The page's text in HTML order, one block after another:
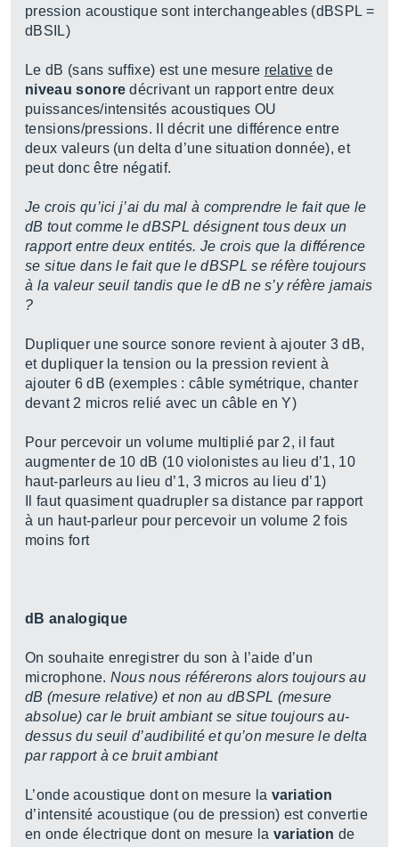
pression acoustique sont interchangeables (dBSPL =
dBSIL)
Le dB (sans suffixe) est une mesure relative de
niveau sonore décrivant un rapport entre deux
puissances/intensités acoustiques OU
tensions/pressions. Il décrit une différence entre
deux valeurs (un delta d’une situation donnée), et
peut donc être négatif.
Je crois qu’ici j’ai du mal à comprendre le fait que le
dB tout comme le dBSPL désignent tous deux un
rapport entre deux entités. Je crois que la différence
se situe dans le fait que le dBSPL se réfère toujours
à la valeur seuil tandis que le dB ne s’y réfère jamais
?
Dupliquer une source sonore revient à ajouter 3 dB,
et dupliquer la tension ou la pression revient à
ajouter 6 dB (exemples : câble symétrique, chanter
devant 2 micros relié avec un câble en Y)
Pour percevoir un volume multiplié par 2, il faut
augmenter de 10 dB (10 violonistes au lieu d’1, 10
haut-parleurs au lieu d’1, 3 micros au lieu d’1)
Il faut quasiment quadrupler sa distance par rapport
à un haut-parleur pour percevoir un volume 2 fois
moins fort
dB analogique
On souhaite enregistrer du son à l’aide d’un
microphone. Nous nous référerons alors toujours au
dB (mesure relative) et non au dBSPL (mesure
absolue) car le bruit ambiant se situe toujours au-
dessus du seuil d’audibilité et qu’on mesure le delta
par rapport à ce bruit ambiant
L’onde acoustique dont on mesure la variation
d’intensité acoustique (ou de pression) est convertie
en onde électrique dont on mesure la variation de